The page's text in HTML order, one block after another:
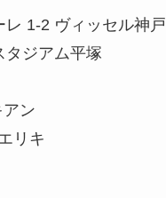
レ 1-2 ヴィッセル神戸
タジアム平塚
アン
リキ